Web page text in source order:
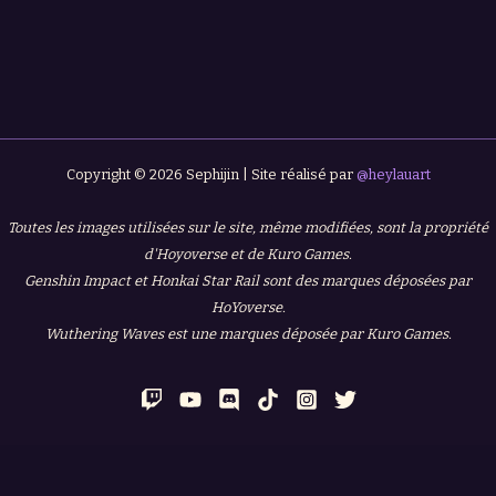
Copyright © 2026 Sephijin | Site réalisé par @heylauart
Toutes les images utilisées sur le site, même modifiées, sont la propriété
d'Hoyoverse et de Kuro Games.
Genshin Impact et Honkai Star Rail sont des marques déposées par
HoYoverse.
Wuthering Waves est une marques déposée par Kuro Games.